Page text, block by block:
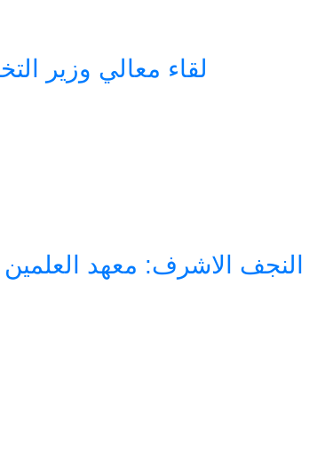
لقاء معالي وزير
النجف الاشرف: معهد العلمين للدراسات العليا٢٠٢٠ ورشة